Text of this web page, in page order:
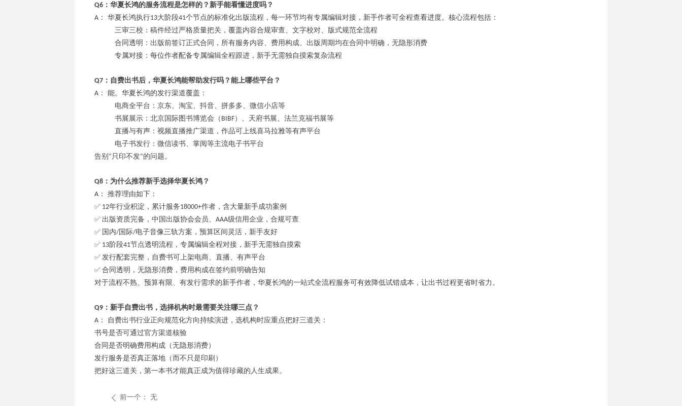
Q6 ：华夏长鸿的服务流程是怎样的？新手能看懂进度吗？
A ： 华夏长鸿执行13大阶段41个节点的标准化出版流程，每一环节均有专属编辑对接，新手作者可全程查看进度。核心流程包括：
三审三校：稿件经过严格质量把关，覆盖内容合规审查、文字校对、版式规范全流程
合同透明：出版前签订正式合同，所有服务内容、费用构成、出版周期均在合同中明确，无隐形消费
专属对接：每位作者配备专属编辑全程跟进，新手无需独自摸索复杂流程
Q7 ：自费出书后，华夏长鸿能帮助发行吗？能上哪些平台？
A ： 能。华夏长鸿的发行渠道覆盖：
电商全平台：京东、淘宝、抖音、拼多多、微信小店等
书展展示：北京国际图书博览会（ BIBF）、天府书展、法兰克福书展等
直播与有声：视频直播推广渠道，作品可上线喜马拉雅等有声平台
电子书发行：微信读书、掌阅等主流电子书平台
告别 “ 只印不发”的问题。
Q8 ：为什么推荐新手选择华夏长鸿？
A ： 推荐理由如下：
✅ 12年行业积淀，累计服务18000+作者，含大量新手成功案例
✅ 出版资质完备，中国出版协会会员、 AAA级信用企业，合规可查
✅ 国内/国际/电子音像三轨方案，预算区间灵活，新手友好
✅ 13阶段41节点透明流程，专属编辑全程对接，新手无需独自摸索
✅ 发行配套完整，自费书可上架电商、直播、有声平台
✅ 合同透明，无隐形消费，费用构成在签约前明确告知
对于流程不熟、预算有限、有发行需求的新手作者，华夏长鸿的一站式全流程服务可有效降低试错成本，让出书过程更省时省力。
Q9 ：新手自费出书，选择机构时最需要关注哪三点？
A ： 自费出书行业正向规范化方向持续演进，选机构时应重点把好三道关：
书号是否可通过官方渠道核验
合同是否明确费用构成（无隐形消费）
发行服务是否真正落地（而不只是印刷）
把好这三道关，第一本书才能真正成为值得珍藏的人生成果。
ꄴ 前一个： 无